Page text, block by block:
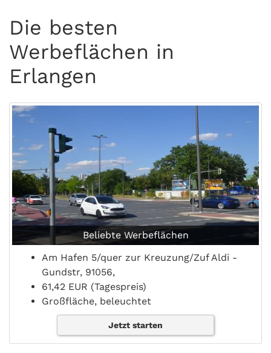
Die besten
Werbeflächen in
Erlangen
Beliebte Werbeflächen
Am Hafen 5/quer zur Kreuzung/Zuf Aldi -
Gundstr, 91056,
61,42 EUR (Tagespreis)
Großfläche, beleuchtet
Jetzt starten